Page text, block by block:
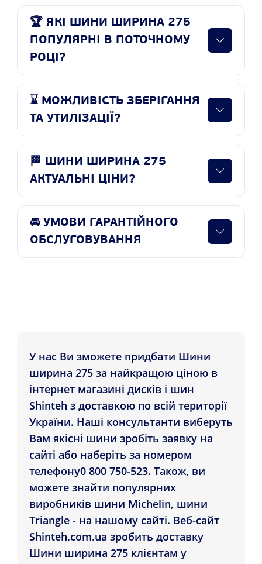
🏆 ЯКІ ШИНИ ШИРИНА 275
ПОПУЛЯРНІ В ПОТОЧНОМУ
РОЦІ?
⌛ МОЖЛИВІСТЬ ЗБЕРІГАННЯ
ТА УТИЛІЗАЦІЇ?
🏁 ШИНИ ШИРИНА 275
АКТУАЛЬНІ ЦІНИ?
🚘 УМОВИ ГАРАНТІЙНОГО
ОБСЛУГОВУВАННЯ
У нас Ви зможете придбати Шини
ширина 275 за найкращою ціною в
інтернет магазині дисків і шин
Shinteh з доставкою по всій території
України. Наші консультанти виберуть
Вам якісні шини зробіть заявку на
сайті або наберіть за номером
телефону0 800 750-523. Також, ви
можете знайти популярних
виробників шини Michelin, шини
Triangle - на нашому сайті. Веб-сайт
Shinteh.com.ua зробить доставку
Шини ширина 275 клієнтам у